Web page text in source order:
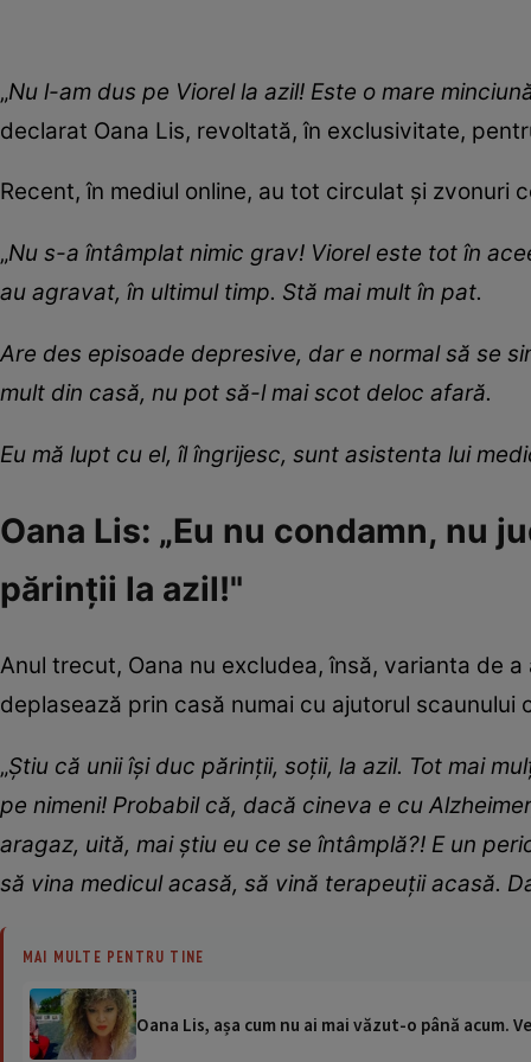
„Nu l-am dus pe Viorel la azil! Este o mare
declarat Oana Lis, revoltată, în exclusivitate,
Recent, în mediul online, au tot circulat și zvonuri
„Nu s-a întâmplat nimic grav! Viorel este tot în
au agravat, în ultimul timp. Stă mai mult în pat.
Are des episoade depresive, dar e normal să se
mult din casă, nu pot să-l mai scot deloc afară.
Eu mă lupt cu el, îl îngrijesc, sunt asistenta lui
Oana Lis: „Eu nu condamn, nu
părinții la azil!"
Anul trecut, Oana nu excludea, însă, varianta de
deplasează prin casă numai cu ajutorul scaunului
„Știu că unii își duc părinții, soții, la azil. Tot mai
pe nimeni! Probabil că, dacă cineva e cu
aragaz, uită, mai știu eu ce se întâmplă?! E un
să vina medicul acasă, să vină terapeuții acasă.
MAI MULTE PENTRU TINE
Oana Lis, așa cum nu ai mai văzut-o până acum.